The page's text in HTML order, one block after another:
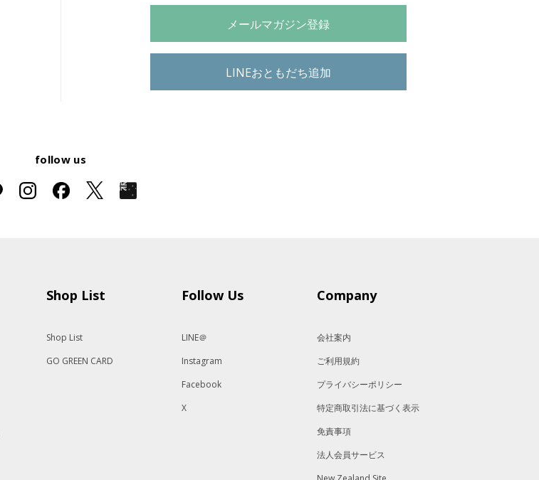
メールマガジン登録
LINEおともだち追加
follow us
Shop List
Shop List
GO GREEN CARD
Follow Us
LINE＠
Instagram
Facebook
X
Company
会社案内
ご利用規約
プライバシーポリシー
特定商取引法に基づく表示
免責事項
法人会員サービス